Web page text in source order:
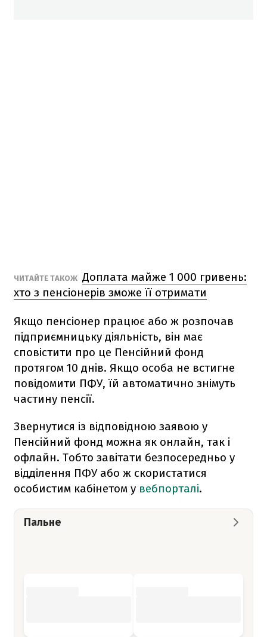
ЧИТАЙТЕ ТАКОЖ Доплата майже 1 000 гривень:
хто з пенсіонерів зможе її отримати
Якщо пенсіонер працює або ж розпочав
підприємницьку діяльність, він має
сповістити про це Пенсійний фонд
протягом 10 днів. Якщо особа не встигне
повідомити ПФУ, їй автоматично знімуть
частину пенсії.
Звернутися із відповідною заявою у
Пенсійний фонд можна як онлайн, так і
офлайн. Тобто завітати безпосередньо у
відділення ПФУ або ж скористатися
особистим кабінетом у вебпорталі.
Пальне